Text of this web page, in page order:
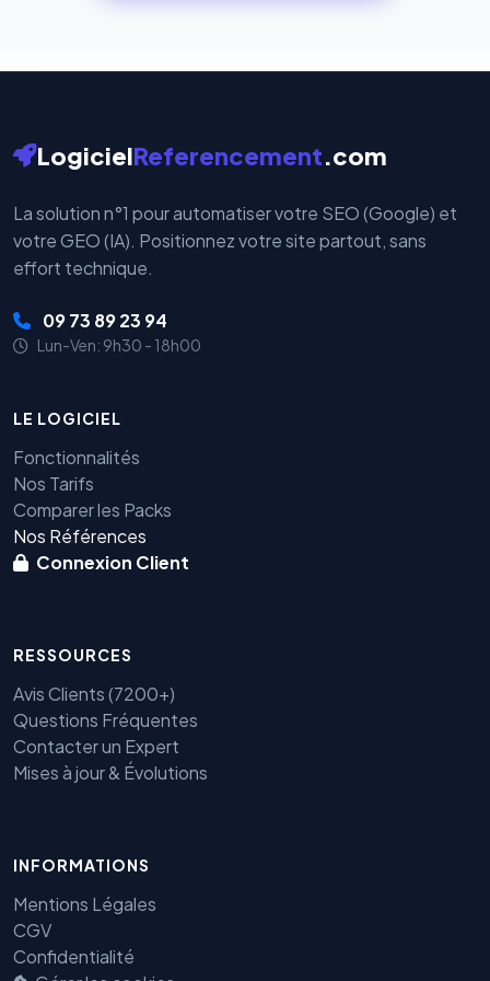
LogicielReferencement.com
La solution n°1 pour automatiser votre SEO (Google) et
votre GEO (IA). Positionnez votre site partout, sans
effort technique.
09 73 89 23 94
Lun-Ven: 9h30 - 18h00
LE LOGICIEL
Fonctionnalités
Nos Tarifs
Comparer les Packs
Nos Références
Connexion Client
RESSOURCES
Avis Clients (7200+)
Questions Fréquentes
Contacter un Expert
Mises à jour & Évolutions
INFORMATIONS
Mentions Légales
CGV
Confidentialité